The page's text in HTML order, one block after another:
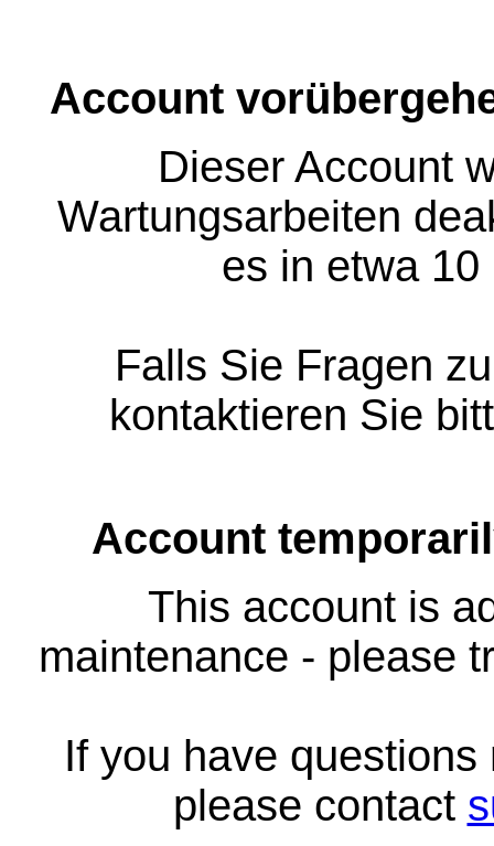
Account
Dieser Account
Wartungsarbeiten
es in etwa
Falls Sie Fragen
kontaktieren Sie
Account
This account is
maintenance - please
If you have
please contact